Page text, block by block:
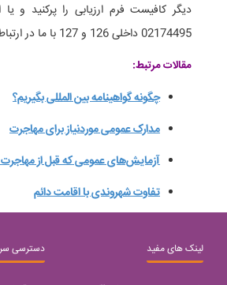
دیگر کافیست فرم ارزیابی را پرکنید و
02174495 داخلی 126 و 127 با ما در ارتباط باشید.
مقالات مرتبط:
چگونه گواهینامه بین المللی بگیریم؟
مدارک عمومی موردنیاز برای مهاجرت
آزمایش‌های عمومی که قبل از مهاجرت
تفاوت شهروندی با اقامت دائم
لینک های مفید دسترسی